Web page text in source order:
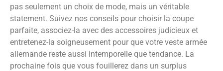
pas seulement un choix de mode, mais un véritable
statement. Suivez nos conseils pour choisir la coupe
parfaite, associez-la avec des accessoires judicieux et
entretenez-la soigneusement pour que votre veste armée
allemande reste aussi intemporelle que tendance. La
prochaine fois que vous fouillerez dans un surplus